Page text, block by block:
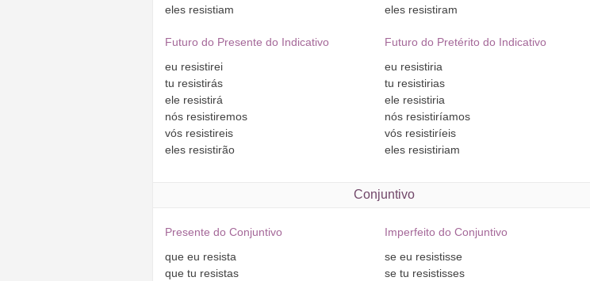
eles resistiam
elesresistiram
Futuro do Presente do Indicativo
eu resistirei
tu resistirás
ele resistirá
nós resistiremos
vós resistireis
eles resistirão
Futuro do Pretérito do Indicativo
eu resistiria
tu resistirias
ele resistiria
nósresistiríamos
vósresistiríeis
elesresistiriam
Conjuntivo
Presente do Conjuntivo
que eu resista
que tu resistas
Imperfeito do Conjuntivo
se eu resistisse
se tu resistisses